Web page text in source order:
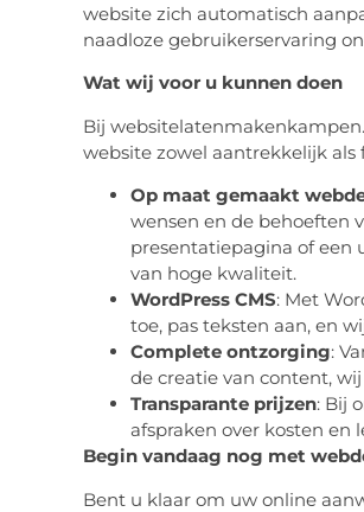
website zich automatisch
naadloze gebruikerservaring
Wat wij voor u kunnen doen
Bij
website zowel aantrekkelijk als
Op maat gemaakt
wensen en de behoeften
presentatiepagina of een
van hoge kwaliteit.
WordPress CMS: Met
toe, pas teksten aan, en
Complete ontzorging:
de creatie van content,
Transparante prijzen: Bij
afspraken over kosten en
Begin vandaag nog met
Bent u klaar om uw online